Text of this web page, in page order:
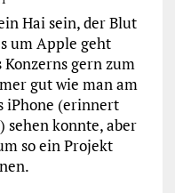
Hai sein, der Blut
um Apple geht
gern zum
gut wie man am
iPhone (erinnert
sehen konnte, aber
so ein Projekt